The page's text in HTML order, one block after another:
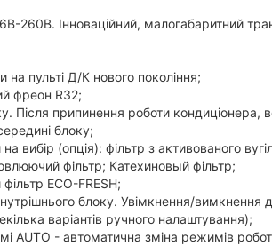
260В. Інноваційний, малогабаритний
пульті Д/К нового покоління;
фреон R32;
Після припинення роботи кондиціонера,
блоку;
вибір (опція): фільтр з активованого
фільтр; Катехиновый фільтр;
фільтр ЕСО-FRESH;
блоку. Увімкнення/вимкнення
варіантів ручного налаштування);
AUTO - автоматична зміна режимів